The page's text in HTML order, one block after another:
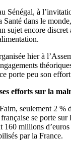
Sénégal, à
dans le
sujet encore discret
hier à
porte peu son
efforts sur la
seulement 2 %
se porte sur
160 millions
par la France.